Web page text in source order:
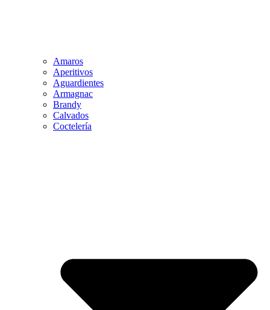
Amaros
Aperitivos
Aguardientes
Armagnac
Brandy
Calvados
Coctelería